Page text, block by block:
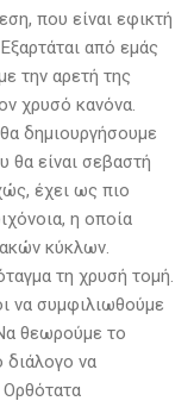
που είναι εφικτή
από εμάς
την αρετή της
χρυσό κανόνα.
δημιουργήσουμε
θα είναι σεβαστή
έχει ως πιο
η οποία
κύκλων.
τη χρυσή τομή.
να συμφιλιωθούμε
θεωρούμε το
διάλογο να
Ορθότατα